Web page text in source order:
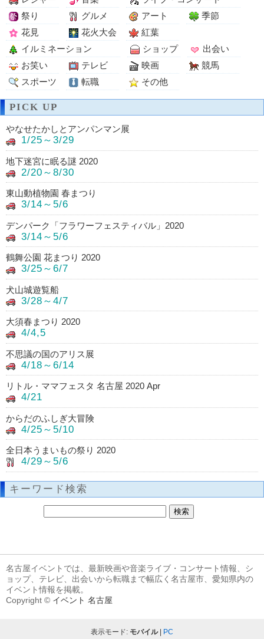
祭り
グルメ アート
季節
花見
花火大会
紅葉
イルミネーション
ショップ
出会い
お笑い
テレビ 映画
競馬
スポーツ
転職 その他
PICK UP
やなせたかしとアンパンマン展
1/25～3/29
地下迷宮に眠る謎 2020
2/20～8/30
東山動植物園 春まつり
3/14～5/6
デンパーク「フラワーフェスティバル」2020
3/14～5/6
鶴舞公園 花まつり 2020
3/25～6/7
犬山城遊覧船
3/28～4/7
大須春まつり 2020
4/4,5
不思議の国のアリス展
4/18～6/14
リトル・ママフェスタ 名古屋 2020 Apr
4/21
からだのふしぎ大冒険
4/25～5/10
全日本うまいもの祭り 2020
4/29～5/6
キーワード検索
名古屋イベントでは、最新映画や音楽ライブ・コンサート情報、シ
ョップ、テレビ、出会いから転職まで幅広く名古屋市、愛知県内の
イベント情報を掲載。
Copyright © イベント 名古屋
表示モード: モバイル| PC